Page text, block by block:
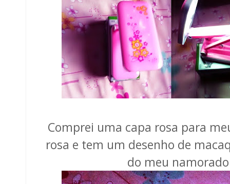
Comprei uma capa rosa para
rosa e tem um desenho de
do meu